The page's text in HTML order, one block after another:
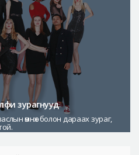
зурагнууд
өмнөх болон дараах зураг,